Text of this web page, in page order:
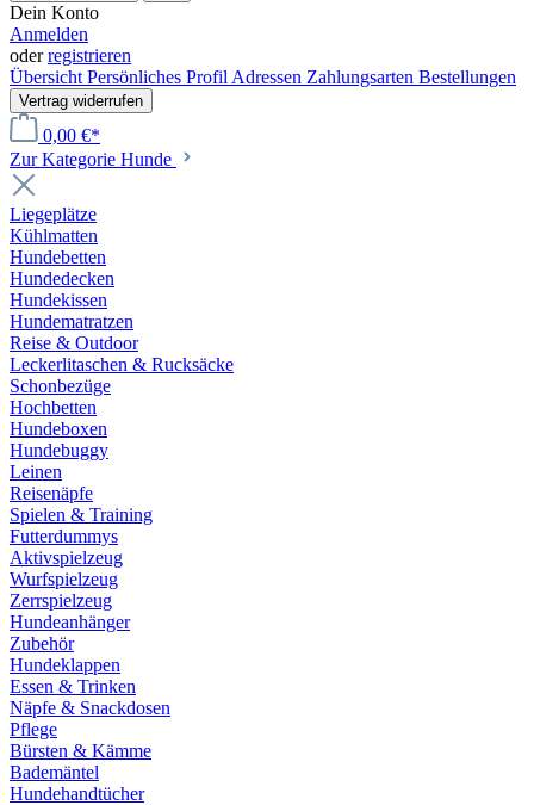
Dein Konto
Anmelden
oderregistrieren
Übersicht Persönliches Profil Adressen Zahlungsarten Bestellungen
Vertrag widerrufen
0,00 €*
Zur Kategorie Hunde
Liegeplätze
Kühlmatten
Hundebetten
Hundedecken
Hundekissen
Hundematratzen
Reise & Outdoor
Leckerlitaschen & Rucksäcke
Schonbezüge
Hochbetten
Hundeboxen
Hundebuggy
Leinen
Reisenäpfe
Spielen & Training
Futterdummys
Aktivspielzeug
Wurfspielzeug
Zerrspielzeug
Hundeanhänger
Zubehör
Hundeklappen
Essen & Trinken
Näpfe & Snackdosen
Pflege
Bürsten & Kämme
Bademäntel
Hundehandtücher